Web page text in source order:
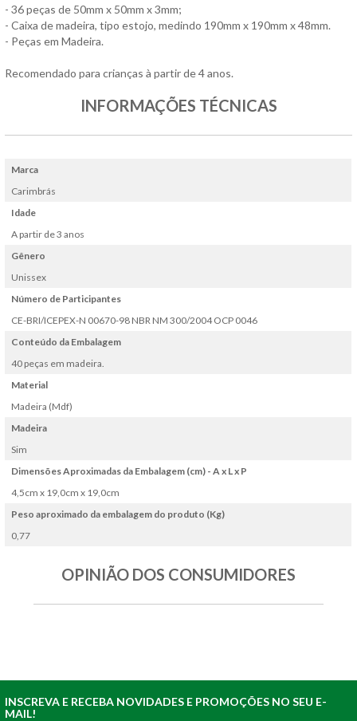
- 36 peças de 50mm x 50mm x 3mm;
- Caixa de madeira, tipo estojo, medindo 190mm x 190mm x 48mm.
- Peças em Madeira.
Recomendado para crianças à partir de 4 anos.
INFORMAÇÕES TÉCNICAS
Marca
Carimbrás
Idade
A partir de 3 anos
Gênero
Unissex
Número de Participantes
CE-BRI/ICEPEX-N 00670-98 NBR NM 300/2004 OCP 0046
Conteúdo da Embalagem
40 peças em madeira.
Material
Madeira (Mdf)
Madeira
Sim
Dimensões Aproximadas da Embalagem (cm) - A x L x P
4,5cm x 19,0cm x 19,0cm
Peso aproximado da embalagem do produto (Kg)
0,77
OPINIÃO DOS CONSUMIDORES
INSCREVA E RECEBA NOVIDADES E PROMOÇÕES NO SEU E-
MAIL!